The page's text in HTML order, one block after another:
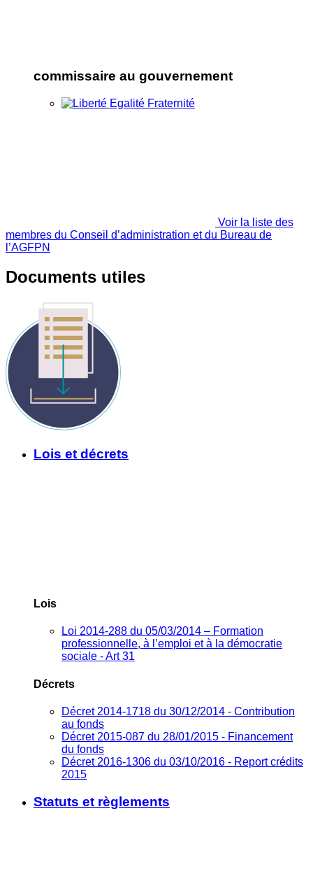
commissaire au gouvernement
Voir la liste des
membres du Conseil d’administration et du Bureau de
l’AGFPN
Documents utiles
Lois et décrets
Lois
Loi 2014-288 du 05/03/2014 – Formation
professionnelle, à l’emploi et à la démocratie
sociale - Art 31
Décrets
Décret 2014-1718 du 30/12/2014 - Contribution
au fonds
Décret 2015-087 du 28/01/2015 - Financement
du fonds
Décret 2016-1306 du 03/10/2016 - Report crédits
2015
Statuts et règlements